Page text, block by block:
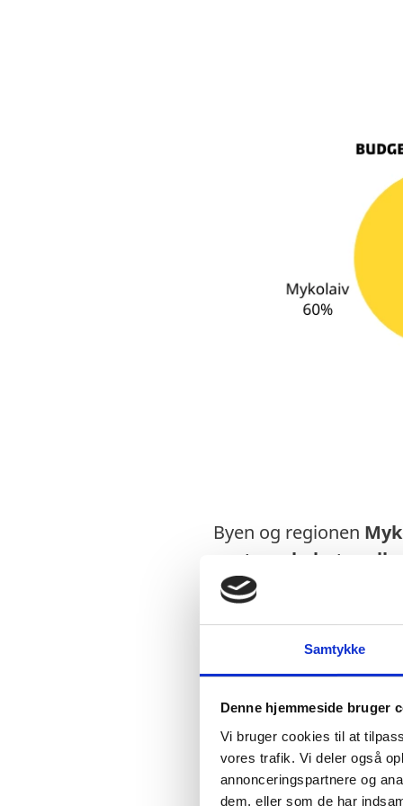
Samtykke
Denne hjemmeside bruger
Vi bruger cookies til at
vores trafik. Vi deler også
annonceringspartnere og
dem, eller som de har
Byen og regionen
partnerskabet
infrastruktur og
Partnerskabet blev
2022, da Danmark
kendt som Ukraines
end 1,5 mia. kr. til